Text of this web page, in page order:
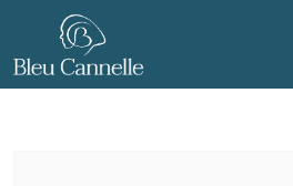
Passer au contenu